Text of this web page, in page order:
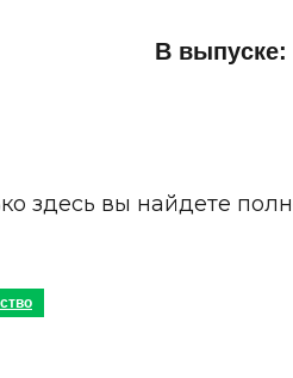
В выпуске:
здесь вы найдете